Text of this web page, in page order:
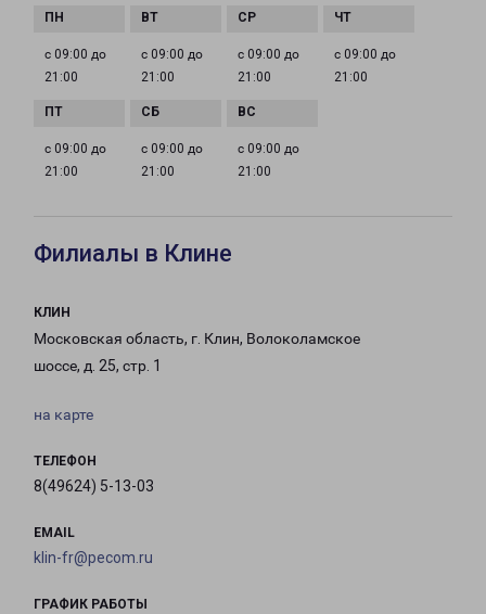
с 09:00 до
21:00
с 09:00 до
21:00
с 09:00 до
21:00
с 09:00 до
21:00
с 09:00 до
21:00
с 09:00 до
21:00
с 09:00 до
21:00
Филиалы в Клине
КЛИН
Московская область, г. Клин, Волоколамское
шоссе, д. 25, стр. 1
на карте
ТЕЛЕФОН
8(49624) 5-13-03
EMAIL
klin-fr@pecom.ru
ГРАФИК РАБОТЫ